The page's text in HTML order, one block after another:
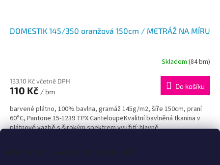
Můžeme si u vás uložit cookies?
DOMESTIK 145/350 oranžová 150cm / METRÁŽ NA MÍRU
Skladem (84 bm)
133,10 Kč včetně DPH
110 Kč / bm
Do košíku
barvené plátno, 100% bavlna, gramáž 145g/m2, šíře 150cm, praní
60°C, Pantone 15-1239 TPX CanteloupeKvalitní bavlněná tkanina v
plátnové vazbě s širokým spektrem využití: hlavně...
Více za méně